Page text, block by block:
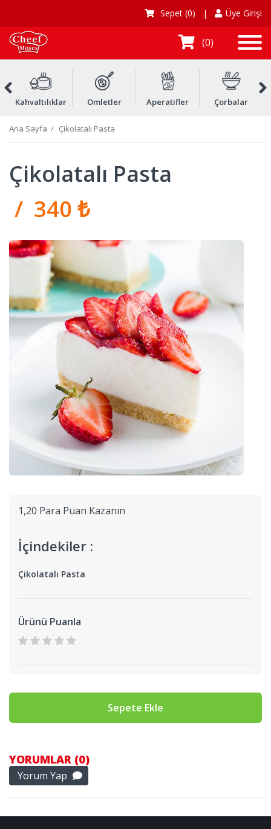
Sepet (0) | Üye Girişi
0
Kahvaltılıklar Omletler Aperatifler Çorbalar
Ana Sayfa Çikolatalı Pasta
Çikolatalı Pasta
/ 340 ₺
1,20 Para Puan Kazanın
İçindekiler :
Çikolatalı Pasta
Ürünü Puanla
Sepete Ekle
YORUMLAR (0)
Yorum Yap